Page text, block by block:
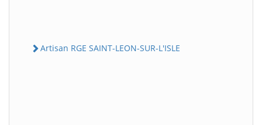
Artisan RGE SAINT-LEON-SUR-L'ISLE